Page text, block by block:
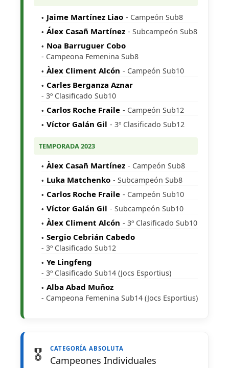
Jaime Martínez Liao - Campeón Sub8
Álex Casañ Martínez - Subcampeón Sub8
Noa Barruguer Cobo
- Campeona Femenina Sub8
Àlex Climent Alcón - Campeón Sub10
Carles Berganza Aznar
- 3º Clasificado Sub10
Carlos Roche Fraile - Campeón Sub12
Víctor Galán Gil - 3º Clasificado Sub12
TEMPORADA 2023
Àlex Casañ Martínez - Campeón Sub8
Luka Matchenko - Subcampeón Sub8
Carlos Roche Fraile - Campeón Sub10
Víctor Galán Gil - Subcampeón Sub10
Àlex Climent Alcón - 3º Clasificado Sub10
Sergio Cebrián Cabedo
- 3º Clasificado Sub12
Ye Lingfeng
- 3º Clasificado Sub14 (Jocs Esportius)
Alba Abad Muñoz
- Campeona Femenina Sub14 (Jocs Esportius)
🎖️ CATEGORÍA ABSOLUTA
Campeones Individuales